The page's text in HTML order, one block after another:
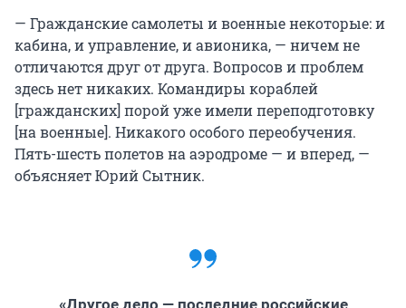
— Гражданские самолеты и военные некоторые: и
кабина, и управление, и авионика, — ничем не
отличаются друг от друга. Вопросов и проблем
здесь нет никаких. Командиры кораблей
[гражданских] порой уже имели переподготовку
[на военные]. Никакого особого переобучения.
Пять-шесть полетов на аэродроме — и вперед, —
объясняет Юрий Сытник.